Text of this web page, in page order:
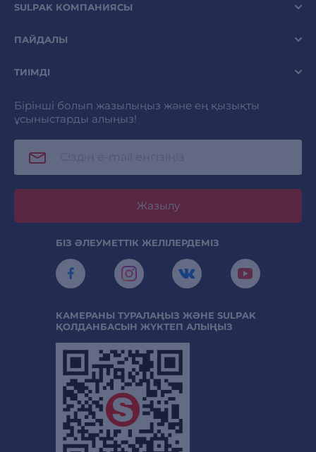
SULPAK КОМПАНИЯСЫ
ПАЙДАЛЫ
ТИІМДІ
Бірінші болып жазылыңыз және ең қызықты
ұсыныстарды алыңыз!
Жазылу
БІЗ ӘЛЕУМЕТТІК ЖЕЛІЛЕРДЕМІЗ
КАМЕРАНЫ ТУРАЛАҢЫЗ ЖӘНЕ SULPAK
ҚОЛДАНБАСЫН ЖҮКТЕП АЛЫҢЫЗ